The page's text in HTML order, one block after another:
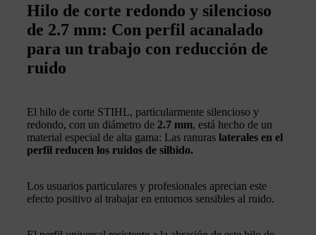
Hilo de corte redondo y silencioso
de 2.7 mm: Con perfil acanalado
para un trabajo con reducción de
ruido
El hilo de corte STIHL, particularmente silencioso y
redondo, con un diámetro de 2.7 mm, está hecho de un
material especial de alta gama: Las ranuras laterales en el
perfil reducen los ruidos de silbido.
Los usuarios particulares y profesionales aprecian este
efecto positivo al trabajar en entornos sensibles al ruido.